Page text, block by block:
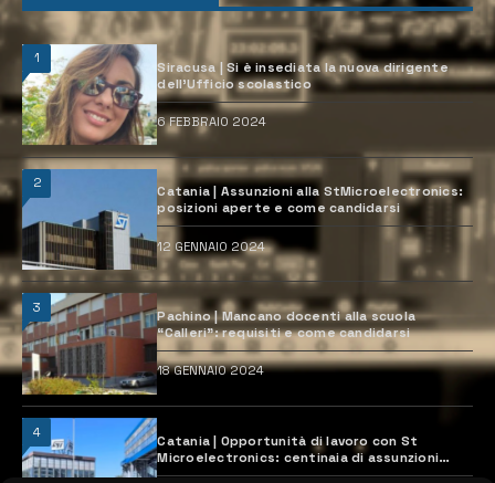
1
Siracusa | Si è insediata la nuova dirigente
dell’Ufficio scolastico
6 FEBBRAIO 2024
2
Catania | Assunzioni alla StMicroelectronics:
posizioni aperte e come candidarsi
12 GENNAIO 2024
3
Pachino | Mancano docenti alla scuola
“Calleri”: requisiti e come candidarsi
18 GENNAIO 2024
4
Catania | Opportunità di lavoro con St
Microelectronics: centinaia di assunzioni
previste